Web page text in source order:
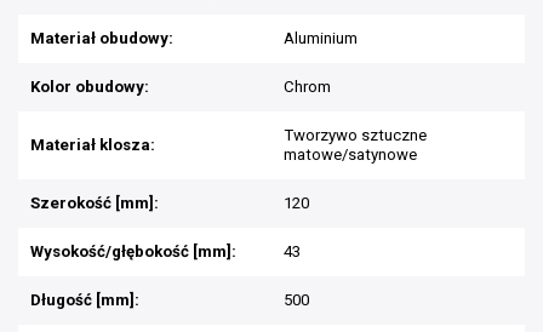
Materiał obudowy: Aluminium
Kolor obudowy: Chrom
Materiał klosza:
Tworzywo sztuczne
matowe/satynowe
Szerokość [mm]: 120
Wysokość/głębokość [mm]: 43
Długość [mm]: 500